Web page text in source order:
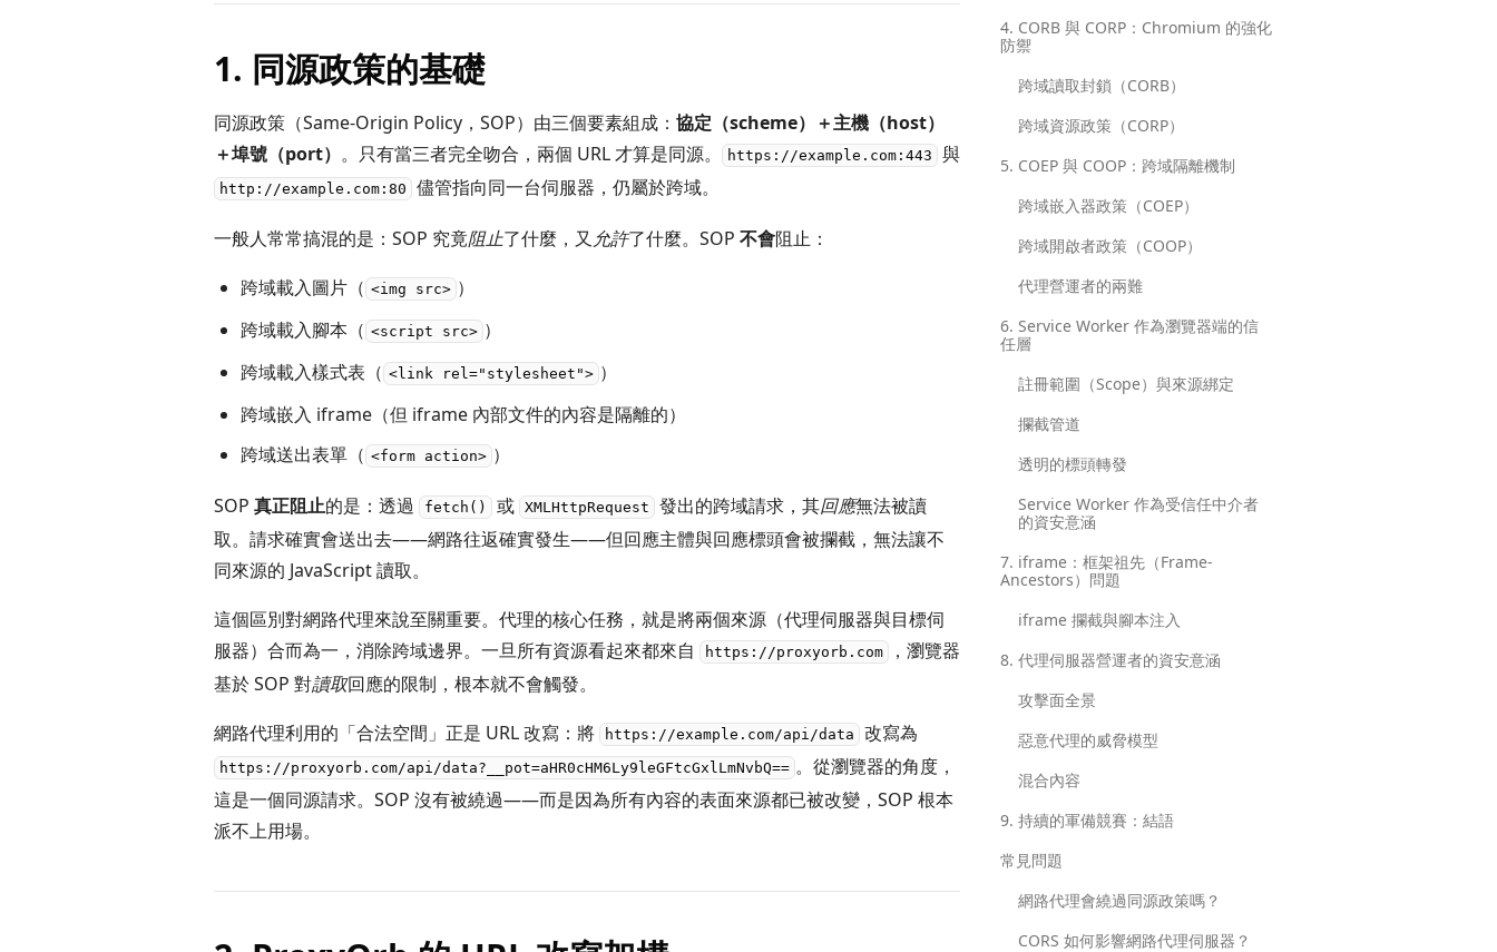
1. 同源政策的基礎
同源政策（Same-Origin Policy，SOP）由三個要素組成： 協定（scheme）＋主機（host）
＋埠號（port） 。只有當三者完全吻合，兩個 URL 才算是同源。 https://example.com:443 與
http://example.com:80 儘管指向同一台伺服器，仍屬於跨域。
一般人常常搞混的是：SOP 究竟阻止了什麼，又 允許了什麼。SOP 不會阻止：
跨域載入圖片（ <img src> ）
跨域載入腳本（ <script src> ）
跨域載入樣式表（ <link rel="stylesheet"> ）
跨域嵌入 iframe（但 iframe 內部文件的內容是隔離的）
跨域送出表單（ <form action> ）
SOP 真正阻止的是：透過 fetch() 或 XMLHttpRequest 發出的跨域請求，其回應無法被讀
取。請求確實會送出去——網路往返確實發生——但回應主體與回應標頭會被攔截，無法讓不
同來源的 JavaScript 讀取。
這個區別對網路代理來說至關重要。代理的核心任務，就是將兩個來源（代理伺服器與目標伺
服器）合而為一，消除跨域邊界。一旦所有資源看起來都來自
https://proxyorb.com
，瀏覽器
基於 SOP 對讀取回應的限制，根本就不會觸發。
網路代理利用的「合法空間」正是 URL 改寫：將
https://example.com/api/data 改寫為
https://proxyorb.com/api/data?__pot=aHR0cHM6Ly9leGFtcGxlLmNvbQ== 。從瀏覽器的角度，
這是一個同源請求。SOP 沒有被繞過——而是因為所有內容的表面來源都已被改變，SOP 根本
派不上用場。
4. CORB 與 CORP：Chromium 的強化
防禦
跨域讀取封鎖（CORB）
跨域資源政策（CORP）
5. COEP 與 COOP：跨域隔離機制
跨域嵌入器政策（COEP）
跨域開啟者政策（COOP）
代理營運者的兩難
6. Service Worker 作為瀏覽器端的信
任層
註冊範圍（Scope）與來源綁定
攔截管道
透明的標頭轉發
Service Worker 作為受信任中介者
的資安意涵
7. iframe：框架祖先（Frame-
Ancestors）問題
iframe 攔截與腳本注入
8. 代理伺服器營運者的資安意涵
攻擊面全景
惡意代理的威脅模型
混合內容
9. 持續的軍備競賽：結語
常見問題
網路代理會繞過同源政策嗎？
CORS 如何影響網路代理伺服器？